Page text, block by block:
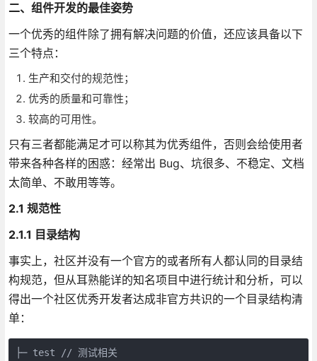
二、组件开发的最佳姿势
一个优秀的组件除了拥有解决问题的价值，还应该具备以下
三个特点：
生产和交付的规范性；
优秀的质量和可靠性；
较高的可用性。
只有三者都能满足才可以称其为优秀组件，否则会给使用者
带来各种各样的困惑：经常出 Bug、坑很多、不稳定、文档
太简单、不敢用等等。
2.1 规范性
2.1.1 目录结构
事实上，社区并没有一个官方的或者所有人都认同的目录结
构规范，但从耳熟能详的知名项目中进行统计和分析，可以
得出一个社区优秀开发者达成非官方共识的一个目录结构清
单：
├─ test // 测试相关